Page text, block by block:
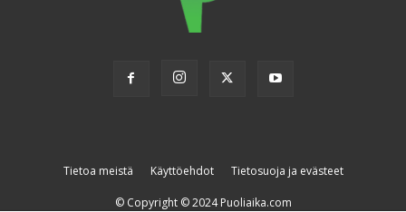
Tietoa meistä Käyttöehdot Tietosuoja ja evästeet
© Copyright © 2024 Puoliaika.com